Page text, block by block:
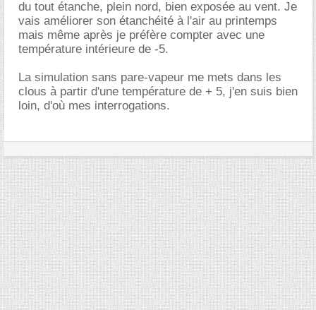
du tout étanche, plein nord, bien exposée au vent. Je
vais améliorer son étanchéité à l'air au printemps
mais même après je préfère compter avec une
température intérieure de -5.
La simulation sans pare-vapeur me mets dans les
clous à partir d'une température de + 5, j'en suis bien
loin, d'où mes interrogations.